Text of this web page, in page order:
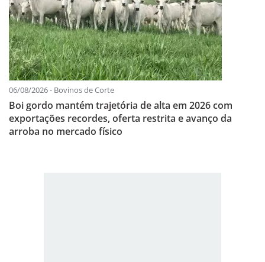
06/08/2026 - Bovinos de Corte
Boi gordo mantém trajetória de alta em 2026 com
exportações recordes, oferta restrita e avanço da
arroba no mercado físico